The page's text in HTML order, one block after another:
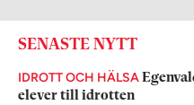
SENASTE NYTT
IDROTT OCH HÄLSA
elever till idrotten